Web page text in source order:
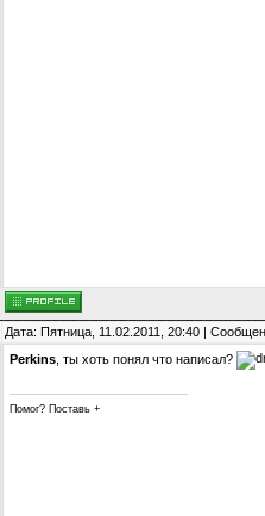
Дата: Пятница, 11.02.2011, 20:40 |
Perkins , ты хоть понял что написал?
Помог? Поставь +